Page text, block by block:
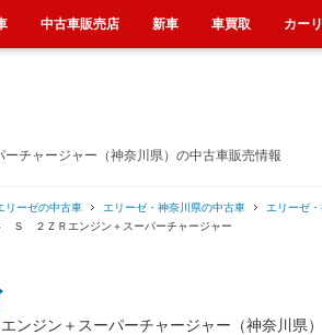
チャージャー（神奈川県）の中古車販売情報
リーゼの中古車 エリーゼ・神奈川県の中古車
エリーゼ
Ｓ ２ＺＲエンジン＋スーパーチャージャー
ジン＋スーパーチャージャー（神奈川県）
中古車販売店 新車 車買取 カー